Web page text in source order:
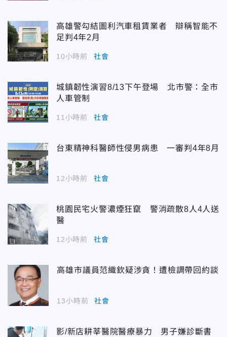
高雄警勾結圖利汽車租賃業者 辯稱智能不
足判4年2月
10小時前 社會
城鎮韌性演習8/13下午登場 北市警：全市
人車管制
11小時前 社會
台東精神科醫師性侵男病患 一審判4年8月
12小時前 社會
桃園民宅火警濃煙狂竄 警消疏散8人4人送
醫
12小時前 社會
高雄市議員范織欽疑涉貪！遭檢調帶回約談
13小時前 社會
影/新店耕莘醫院醫療暴力 男子嫌診斷書